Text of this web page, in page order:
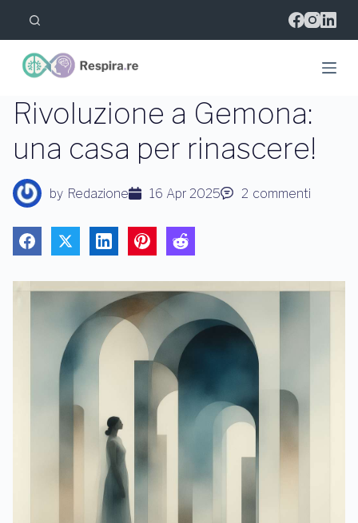
l
l
c
n
t
n
u
o
Rivoluzione a Gemona:
una casa per rinascere!
by Redazione 16 Apr 2025 2 commenti